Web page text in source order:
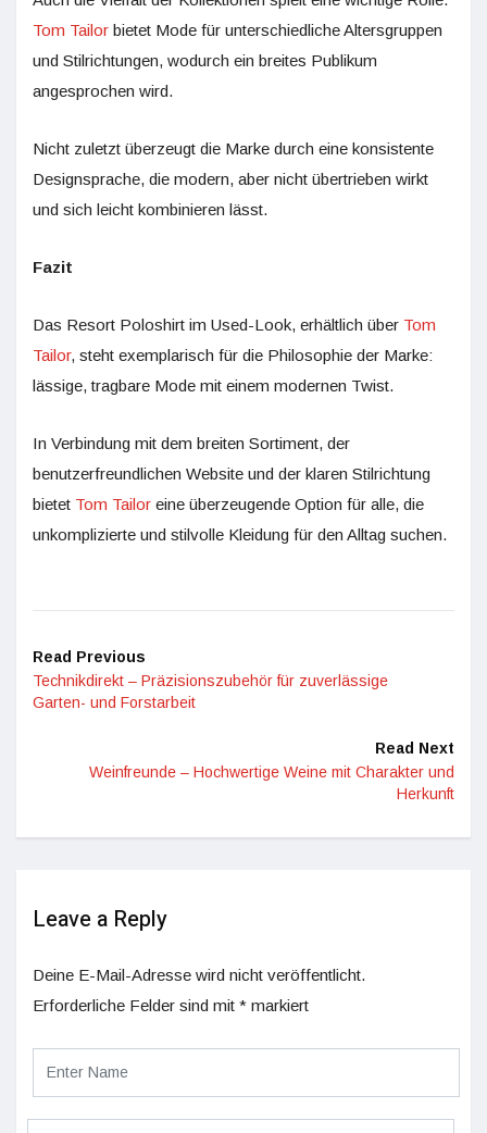
Tom Tailor bietet Mode für unterschiedliche Altersgruppen
und Stilrichtungen, wodurch ein breites Publikum
angesprochen wird.
Nicht zuletzt überzeugt die Marke durch eine konsistente
Designsprache, die modern, aber nicht übertrieben wirkt
und sich leicht kombinieren lässt.
Fazit
Das Resort Poloshirt im Used-Look, erhältlich über Tom
Tailor, steht exemplarisch für die Philosophie der Marke:
lässige, tragbare Mode mit einem modernen Twist.
In Verbindung mit dem breiten Sortiment, der
benutzerfreundlichen Website und der klaren Stilrichtung
bietet Tom Tailor eine überzeugende Option für alle, die
unkomplizierte und stilvolle Kleidung für den Alltag suchen.
Read Previous
Technikdirekt – Präzisionszubehör für zuverlässige
Garten- und Forstarbeit
Read Next
Weinfreunde – Hochwertige Weine mit Charakter und
Herkunft
Leave a Reply
Deine E-Mail-Adresse wird nicht veröffentlicht.
Erforderliche Felder sind mit * markiert